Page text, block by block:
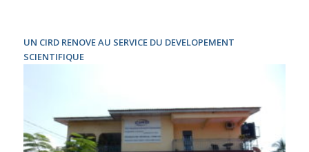
UN CIRD RENOVE AU SERVICE DU DEVELOPEMENT
SCIENTIFIQUE